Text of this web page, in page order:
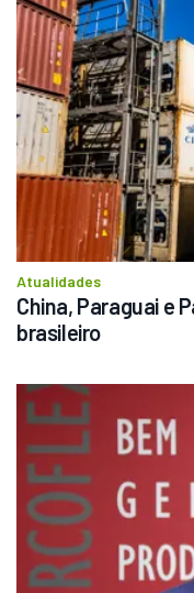
Atualidades
China, Paraguai e
brasileiro